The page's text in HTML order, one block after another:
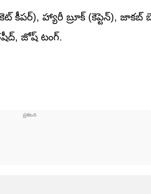
కీపర్), హ్యారీ బ్రూక్ (కెప్టెన్),
జోష్ టంగ్.